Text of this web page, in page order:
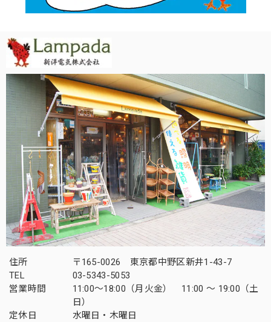
住所
〒165-0026 東京都中野区新井1-43-7
TEL
03-5343-5053
営業時間
11:00～18:00（月火金） 11:00 ～ 19:00（土
日）
定休日
水曜日・木曜日